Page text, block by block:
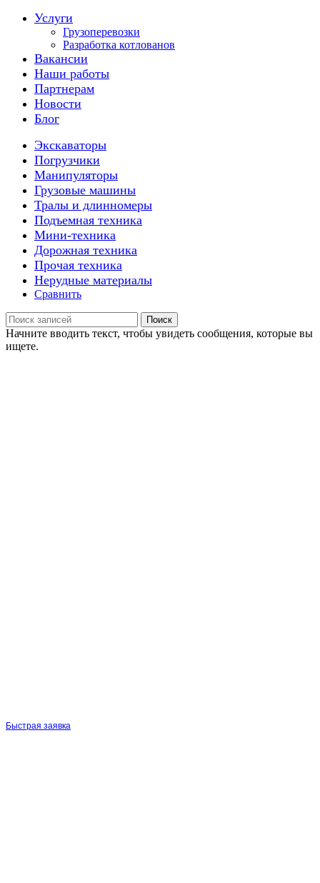
Услуги
Грузоперевозки
Разработка котлованов
Вакансии
Наши работы
Партнерам
Новости
Блог
Экскаваторы
Погрузчики
Манипуляторы
Грузовые машины
Тралы и длинномеры
Подъемная техника
Мини-техника
Дорожная техника
Прочая техника
Нерудные материалы
Сравнить
Поиск
Начните вводить текст, чтобы увидеть сообщения, которые вы
ищете.
Быстрая заявка